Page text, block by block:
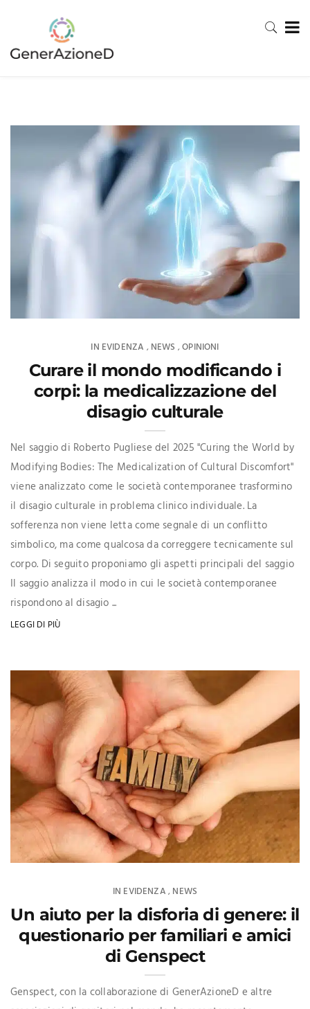
IN EVIDENZA , NEWS ,OPINIONI
Curare il mondo modificando i
corpi: la medicalizzazione del
disagio culturale
Nel saggio di Roberto Pugliese del 2025 "Curing the World by
Modifying Bodies: The Medicalization of Cultural Discomfort"
viene analizzato come le società contemporanee trasformino
il disagio culturale in problema clinico individuale. La
sofferenza non viene letta come segnale di un conflitto
simbolico, ma come qualcosa da correggere tecnicamente sul
corpo. Di seguito proponiamo gli aspetti principali del saggio
Il saggio analizza il modo in cui le società contemporanee
rispondono al disagio ...
LEGGI DI PIÙ
IN EVIDENZA , NEWS
Un aiuto per la disforia di genere: il
questionario per familiari e amici
di Genspect
Genspect, con la collaborazione di GenerAzioneD e altre